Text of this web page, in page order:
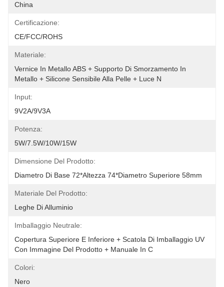
China
Certificazione:
CE/FCC/ROHS
Materiale:
Vernice In Metallo ABS + Supporto Di Smorzamento In
Metallo + Silicone Sensibile Alla Pelle + Luce N
Input:
9V2A/9V3A
Potenza:
5W/7.5W/10W/15W
Dimensione Del Prodotto:
Diametro Di Base 72*altezza 74*diametro Superiore 58mm
Materiale Del Prodotto:
Leghe Di Alluminio
Imballaggio Neutrale:
Copertura Superiore E Inferiore + Scatola Di Imballaggio UV
Con Immagine Del Prodotto + Manuale In C
Colori:
Nero